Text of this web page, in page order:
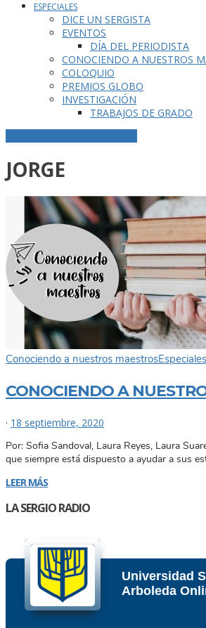
ESPECIALES
DICE UN SERGISTA
EVENTOS
DÍA DEL PERIODISTA
CONOCIENDO A NUESTROS
COLOQUIO
PREMIOS GLOBO
INVESTIGACIÓN
TRABAJOS DE GRADO
JORGE
Conociendo a nuestros maestrosEspeciales
CONOCIENDO A
· 18 septiembre, 2020
Por: Sofia Sandoval, Laura Reyes, Laura
que siempre está dispuesto a ayudar a sus
LEER MÁS
LA SERGIO RADIO